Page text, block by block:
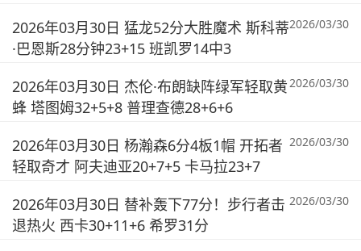
2026年03月30日 猛龙52分大胜魔术 斯科蒂
·巴恩斯28分钟23+15 班凯罗14中3
2026/03/30
2026年03月30日 杰伦·布朗缺阵绿军轻取黄
蜂 塔图姆32+5+8 普理查德28+6+6
2026/03/30
2026年03月30日 杨瀚森6分4板1帽 开拓者
轻取奇才 阿夫迪亚20+7+5 卡马拉23+7
2026/03/30
2026年03月30日 替补轰下77分！步行者击
退热火 西卡30+11+6 希罗31分
2026/03/30